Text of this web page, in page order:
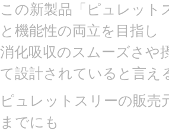
この新製品「ピュレット
と機能性の両立を目指し
消化吸収のスムーズさや
て設計されていると言え
ピュレットスリーの販売
までにも